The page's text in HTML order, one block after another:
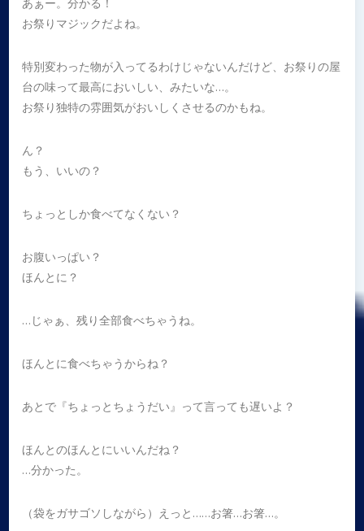
お祭りマジックだよね。
特別変わった物が入ってるわけじゃないんだけど、お祭りの屋
台の味って最高においしい、みたいな…。
お祭り独特の雰囲気がおいしくさせるのかもね。
ん？
もう、いいの？
ちょっとしか食べてなくない？
お腹いっぱい？
ほんとに？
…じゃぁ、残り全部食べちゃうね。
ほんとに食べちゃうからね？
あとで『ちょっとちょうだい』って言っても遅いよ？
ほんとのほんとにいいんだね？
…分かった。
（袋をガサゴソしながら）えっと……お箸…お箸…。